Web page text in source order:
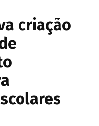
criação